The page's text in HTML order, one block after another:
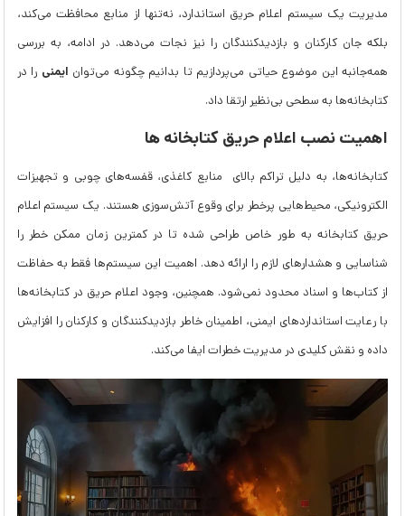
مدیریت یک سیستم اعلام حریق استاندارد، نه‌تنها از منابع محافظت می‌کند،
بلکه جان کارکنان و بازدیدکنندگان را نیز نجات می‌دهد. در ادامه، به بررسی
همه‌جانبه این موضوع حیاتی می‌پردازیم تا بدانیم چگونه می‌توان ایمنی را در
کتابخانه‌ها به سطحی بی‌نظیر ارتقا داد.
اهمیت نصب اعلام حریق کتابخانه ها
کتابخانه‌ها، به دلیل تراکم بالای منابع کاغذی، قفسه‌های چوبی و تجهیزات
الکترونیکی، محیط‌هایی پرخطر برای وقوع آتش‌سوزی هستند. یک سیستم اعلام
حریق کتابخانه به طور خاص طراحی شده تا در کمترین زمان ممکن خطر را
شناسایی و هشدارهای لازم را ارائه دهد. اهمیت این سیستم‌ها فقط به حفاظت
از کتاب‌ها و اسناد محدود نمی‌شود. همچنین، وجود اعلام حریق در کتابخانه‌ها
با رعایت استانداردهای ایمنی، اطمینان خاطر بازدیدکنندگان و کارکنان را افزایش
داده و نقش کلیدی در مدیریت خطرات ایفا می‌کند.